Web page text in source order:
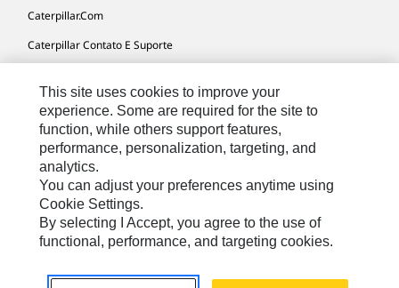
Caterpillar.com
Caterpillar Contato E Suporte
Mapa Do Local
Cookie Settings
Legal
Privacidade
Portuguese
reservados.
This site uses cookies to improve your
experience. Some are required for the site to
function, while others support features,
performance, personalization, targeting, and
analytics.
You can adjust your preferences anytime using
Cookie Settings.
By selecting I Accept, you agree to the use of
functional, performance, and targeting cookies.